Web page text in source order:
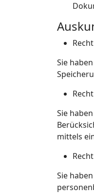
Sie
Sie
mittels
Sie